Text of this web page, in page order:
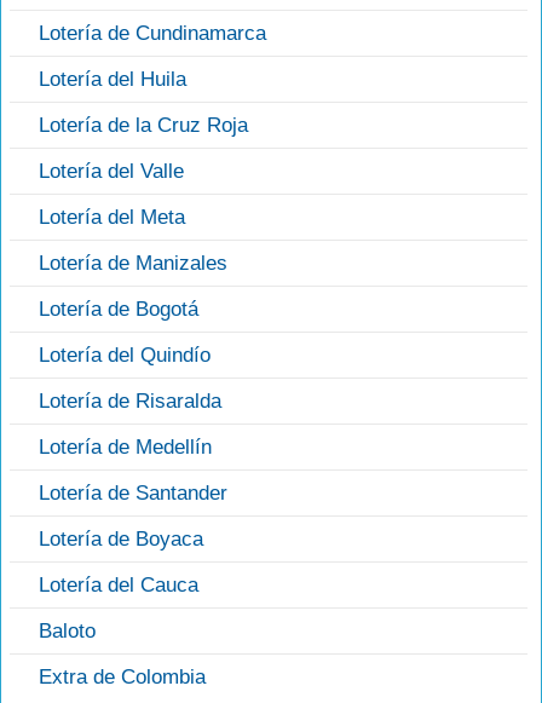
Lotería de Cundinamarca
Lotería del Huila
Lotería de la Cruz Roja
Lotería del Valle
Lotería del Meta
Lotería de Manizales
Lotería de Bogotá
Lotería del Quindío
Lotería de Risaralda
Lotería de Medellín
Lotería de Santander
Lotería de Boyaca
Lotería del Cauca
Baloto
Extra de Colombia